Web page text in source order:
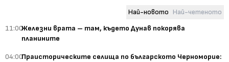
Най-новото Най-четеното
11:00Железни врата – там, където Дунав покорява
планините
04:00Праисторическите селища по българското Черноморие: